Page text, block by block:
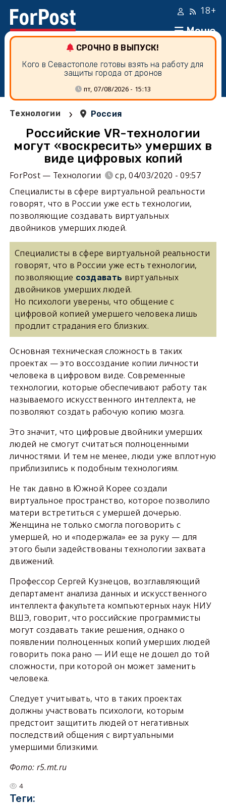
Меню
18+
СРОЧНО В ВЫПУСК!
Кого в Севастополе готовы взять на работу для
защиты города от дронов
пт, 07/08/2026 - 15:13
Технологии › Россия
Российские VR-технологии
могут «воскресить» умерших в
виде цифровых копий
ForPost — Технологии
ср, 04/03/2020 - 09:57
Специалисты в сфере виртуальной реальности
говорят, что в России уже есть технологии,
позволяющие создавать виртуальных
двойников умерших людей.
Специалисты в сфере виртуальной реальности
говорят, что в России уже есть технологии,
позволяющие создавать виртуальных
двойников умерших людей.
Но психологи уверены, что общение с
цифровой копией умершего человека лишь
продлит страдания его близких.
Основная техническая сложность в таких
проектах — это воссоздание копии личности
человека в цифровом виде. Современные
технологии, которые обеспечивают работу так
называемого искусственного интеллекта, не
позволяют создать рабочую копию мозга.
Это значит, что цифровые двойники умерших
людей не смогут считаться полноценными
личностями. И тем не менее, люди уже вплотную
приблизились к подобным технологиям.
Не так давно в Южной Корее создали
виртуальное пространство, которое позволило
матери встретиться с умершей дочерью.
Женщина не только смогла поговорить с
умершей, но и «подержала» ее за руку — для
этого были задействованы технологии захвата
движений.
Профессор Сергей Кузнецов, возглавляющий
департамент анализа данных и искусственного
интеллекта факультета компьютерных наук НИУ
ВШЭ, говорит, что российские программисты
могут создавать такие решения, однако о
появлении полноценных копий умерших людей
говорить пока рано — ИИ еще не дошел до той
сложности, при которой он может заменить
человека.
Следует учитывать, что в таких проектах
должны участвовать психологи, которым
предстоит защитить людей от негативных
последствий общения с виртуальными
умершими близкими.
Фото: r5.mt.ru
4
Теги: